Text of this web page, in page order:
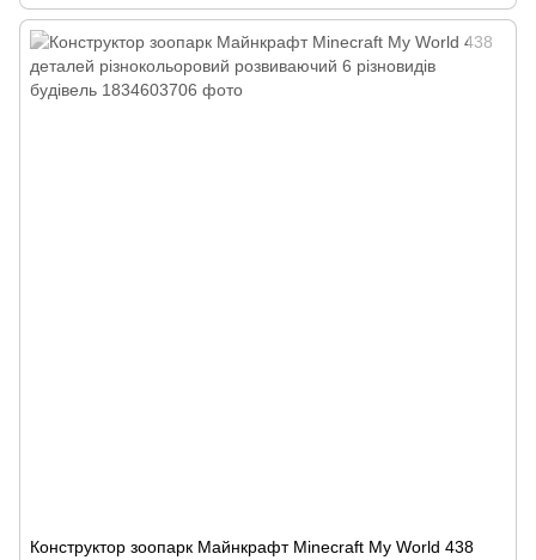
Конструктор зоопарк Майнкрафт Minecraft My World 438